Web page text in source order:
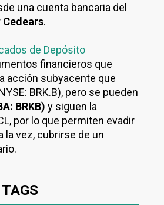
una cuenta bancaria del
Cedears.
de Depósito
financieros que
acción subyacente que
BRK.B), pero se pueden
BRKB) y siguen la
por lo que permiten evadir
la vez, cubrirse de un
TAGS